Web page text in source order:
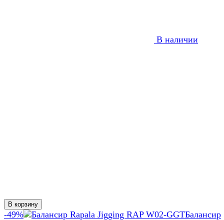
В наличии
В корзину
-49%
Балансир